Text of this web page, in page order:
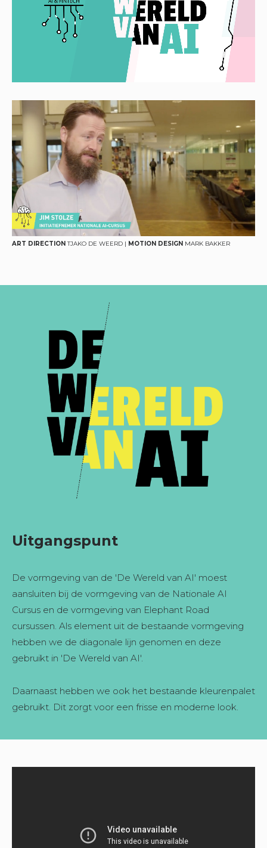
ART DIRECTION TJAKO DE WEERD | MOTION DESIGN MARK BAKKER
Uitgangspunt
De vormgeving van de 'De Wereld van AI' moest
aansluiten bij de vormgeving van de Nationale AI
Cursus en de vormgeving van Elephant Road
cursussen. Als element uit de bestaande vormgeving
hebben we de diagonale lijn genomen en deze
gebruikt in 'De Wereld van AI'.
Daarnaast hebben we ook het bestaande kleurenpalet
gebruikt. Dit zorgt voor een frisse en moderne look.